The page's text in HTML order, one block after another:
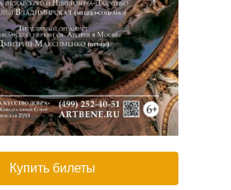
Игра на органе
Купить билеты